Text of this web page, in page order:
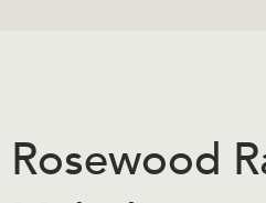
Rosewood